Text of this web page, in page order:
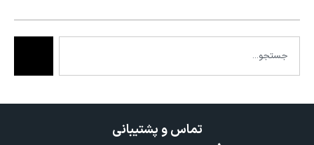
تماس و پشتیبانی